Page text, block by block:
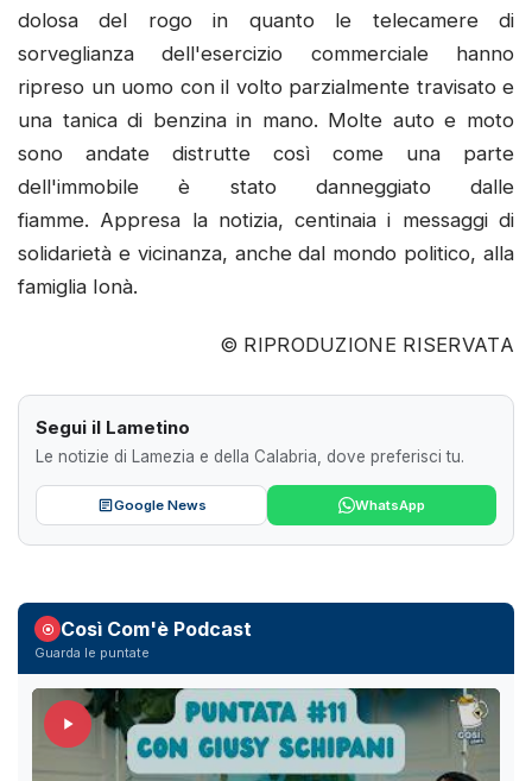
dolosa del rogo in quanto le telecamere di
sorveglianza dell'esercizio commerciale hanno
ripreso un uomo con il volto parzialmente travisato e
una tanica di benzina in mano. Molte auto e moto
sono andate distrutte così come una parte
dell'immobile è stato danneggiato dalle
fiamme. Appresa la notizia, centinaia i messaggi di
solidarietà e vicinanza, anche dal mondo politico, alla
famiglia Ionà.
© RIPRODUZIONE RISERVATA
Segui il Lametino
Le notizie di Lamezia e della Calabria, dove preferisci tu.
Google News WhatsApp
Così Com'è Podcast
Guarda le puntate